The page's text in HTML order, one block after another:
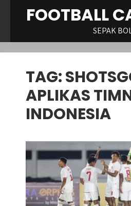
FOOTBALL
SEPAK
TAG:
APLIKAS
INDONESIA